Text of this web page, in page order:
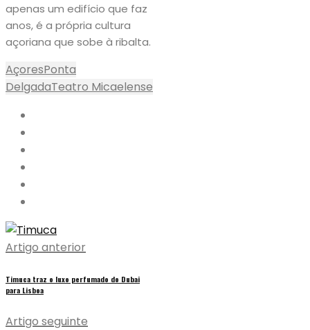
apenas um edifício que faz
anos, é a própria cultura
açoriana que sobe à ribalta.
AçoresPonta
DelgadaTeatro Micaelense
Artigo anterior
Timuca traz o luxo perfumado do Dubai
para Lisboa
Artigo seguinte